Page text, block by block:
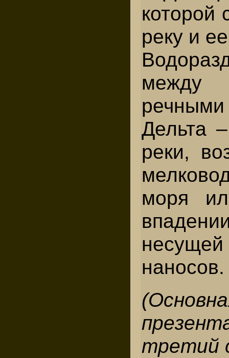
которой
реку и
между
речными
Дельта
реки,
моря
наносов.
третий